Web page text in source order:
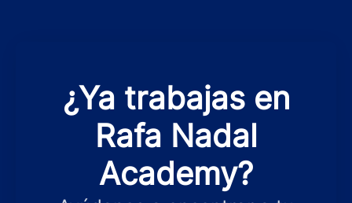
¿Ya trabajas en
Rafa Nadal
Academy?